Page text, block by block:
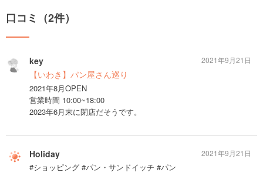
口コミ（2件）
key
【いわき】パン屋さん巡り
2021年8月OPEN
営業時間 10:00~18:00
2023年6月末に閉店だそうです。
2021年9月21日
Holiday
#ショッピング #パン・サンドイッチ #パン
2021年9月21日